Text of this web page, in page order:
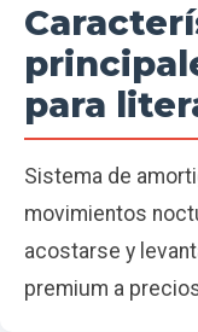
para
Sistema de
movimientos
acostarse y
premium a